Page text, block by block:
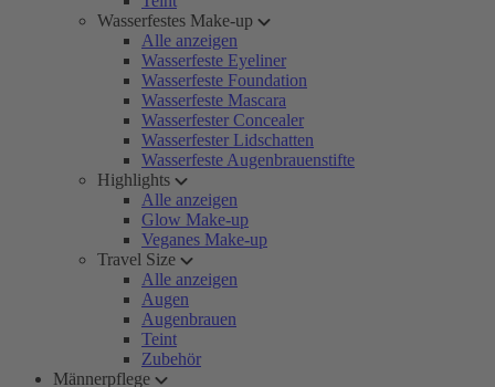
Wasserfestes Make-up
Alle anzeigen
Wasserfeste Eyeliner
Wasserfeste Foundation
Wasserfeste Mascara
Wasserfester Concealer
Wasserfester Lidschatten
Wasserfeste Augenbrauenstifte
Highlights
Alle anzeigen
Glow Make-up
Veganes Make-up
Travel Size
Alle anzeigen
Augen
Augenbrauen
Teint
Zubehör
Männerpflege